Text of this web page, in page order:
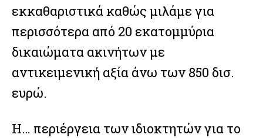
εκκαθαριστικά καθώς μιλάμε για
περισσότερα από 20 εκατομμύρια
δικαιώματα ακινήτων με
αντικειμενική αξία άνω των 850 δισ.
ευρώ.
Η… περιέργεια των ιδιοκτητών για το